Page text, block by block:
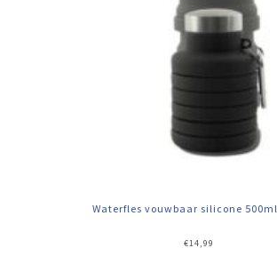
Waterfles vouwbaar silicone
€14,99